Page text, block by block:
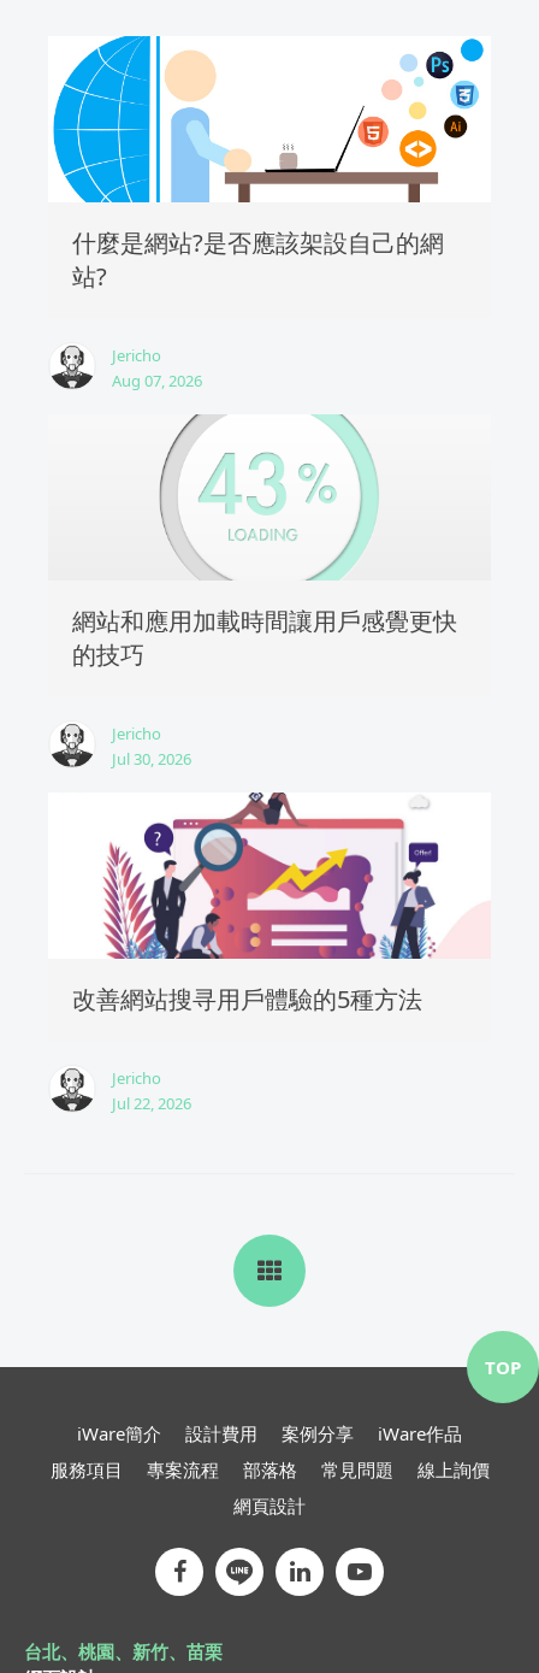
什麼是網站?是否應該架設自己的網
站?
Jericho
Aug 07, 2026
網站和應用加載時間讓用戶感覺更快
的技巧
Jericho
Jul 30, 2026
改善網站搜寻用戶體驗的5種方法
Jericho
Jul 22, 2026
iWare簡介 設計費用 案例分享
iWare作品
服務項目
專案流程 部落格 常見問題
線上詢價
網頁設計
台北、桃園、新竹、苗栗
TOP